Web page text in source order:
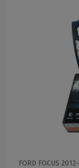
FORD FOCUS